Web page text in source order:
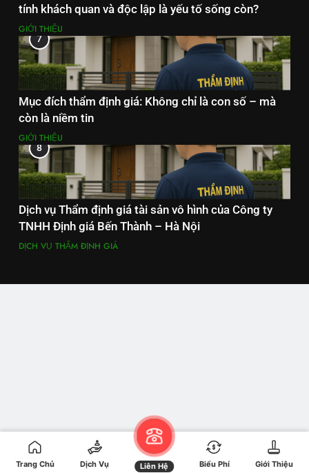
tính khách quan và độc lập là yếu tố sống còn?
GIỚI THIỆU
7
Mục đích thẩm định giá: Không chỉ là con số – mà
còn là niềm tin
GIỚI THIỆU
8
Dịch vụ Thẩm định giá tài sản vô hình của Công ty
TNHH Định giá Bến Thành – Hà Nội
DỊCH VỤ THẨM ĐỊNH GIÁ
Trang Chủ Dịch Vụ Liên Hệ Biểu Phí Giới Thiệu